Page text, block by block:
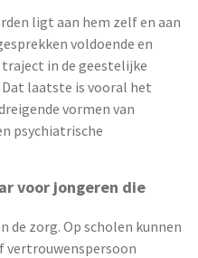
ligt aan hem zelf en aan
voldoende en
in de geestelijke
laatste is vooral het
vormen van
psychiatrische
voor jongeren die
de zorg. Op scholen kunnen
vertrouwenspersoon